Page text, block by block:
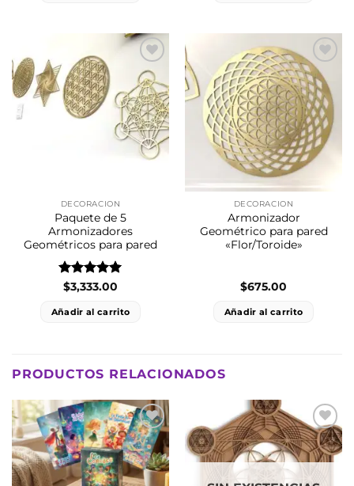
Añadir
a la
lista
de
deseos
DECORACION
Paquete de 5
Armonizadores
Geométricos para pared
Valorado
$3,333.00
Añadir al carrito
Añadir
a la
lista
de
deseos
DECORACION
Armonizador
Geométrico para pared
«Flor/Toroide»
$675.00
Añadir al carrito
PRODUCTOS RELACIONADOS
Añadir
a la
lista
de
Añadir
a la
lista
de